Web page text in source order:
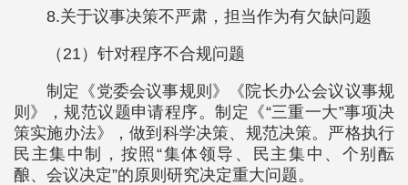
8.关于议事决策不严肃，担当作为有欠缺问题
（21）针对程序不合规问题
制定《党委会议事规则》《院长办公会议议事规
则》，规范议题申请程序。制定《“三重一大”事项决
策实施办法》，做到科学决策、规范决策。严格执行
民主集中制，按照“集体领导、民主集中、个别酝
酿、会议决定”的原则研究决定重大问题。